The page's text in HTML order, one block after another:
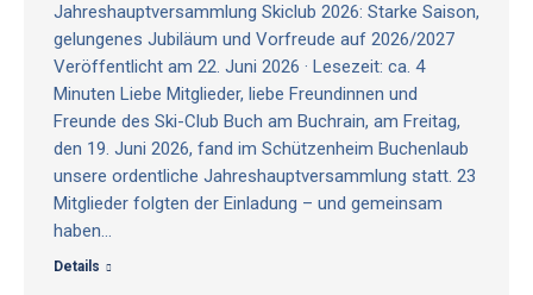
Jahreshauptversammlung Skiclub 2026: Starke Saison,
gelungenes Jubiläum und Vorfreude auf 2026/2027
Veröffentlicht am 22. Juni 2026 · Lesezeit: ca. 4
Minuten Liebe Mitglieder, liebe Freundinnen und
Freunde des Ski-Club Buch am Buchrain, am Freitag,
den 19. Juni 2026, fand im Schützenheim Buchenlaub
unsere ordentliche Jahreshauptversammlung statt. 23
Mitglieder folgten der Einladung – und gemeinsam
haben…
Details